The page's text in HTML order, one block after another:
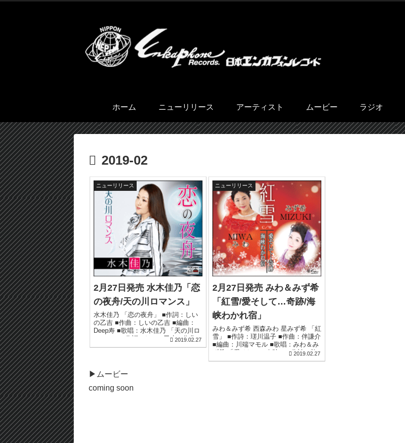
ホーム ニューリリース アーティスト ムービー ラジオ
2019-02
ニューリリース
2月27日発売 水木佳乃「恋
の夜舟/天の川ロマンス」
水木佳乃 「恋の夜舟」 ■作詞：しい
の乙吉 ■作曲：しいの乙吉 ■編曲：
Deep寿 ■歌唱：水木佳乃 「天の川ロ
マンス」 ■作詞：しいの乙吉 ■作曲：
しいの乙吉 ■編曲：Deep寿 ■歌唱：
2019.02.27
ニューリリース
2月27日発売 みわ＆みず希
「紅雪/愛そして…奇跡/海
峡わかれ宿」
みわ＆みず希 西森みわ 星みず希 「紅
雪」 ■作詩：瑳川温子 ■作曲：伴謙介
■編曲：川端マモル ■歌唱：みわ＆み
ず希 「愛そして…奇跡」 ■作詩：礼
恭司 ■作曲：西森みわ ■編曲：西村...
2019.02.27
▶︎ムービー
coming soon